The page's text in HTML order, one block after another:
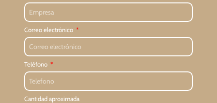
Correo electrónico
Teléfono
Cantidad aproximada